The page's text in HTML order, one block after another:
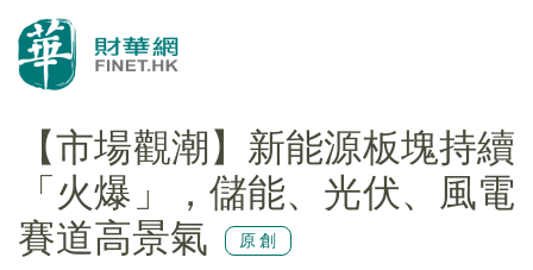
【市場觀潮】新能源板塊持續
「火爆」，儲能、光伏、風電
賽道高景氣
原創